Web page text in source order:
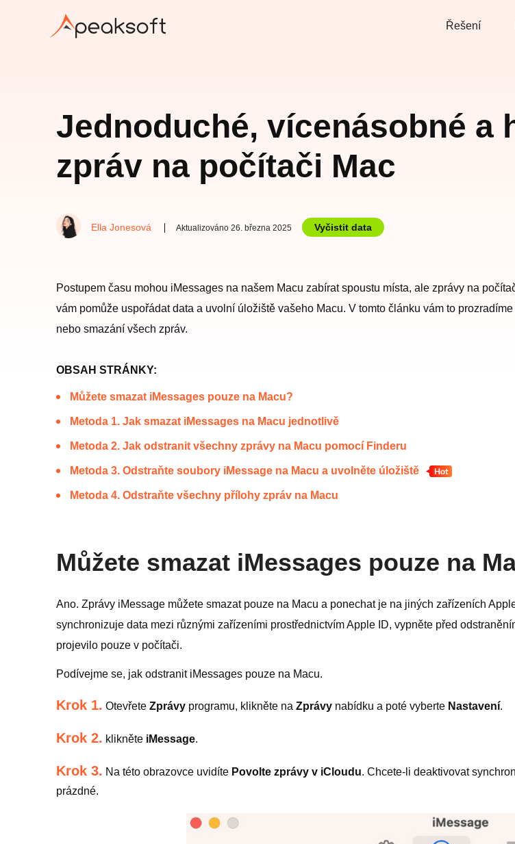
Řešení
Jednoduché, vícenásobné a
zpráv na počítači Mac
Ella Jonesová Aktualizováno 26. března 2025 Vyčistit data
Postupem času mohou iMessages na našem Macu zabírat spoustu místa, ale zprávy na
vám pomůže uspořádat data a uvolní úložiště vašeho Macu. V tomto článku vám to prozradíme
nebo smazání všech zpráv.
OBSAH STRÁNKY:
Můžete smazat iMessages pouze na Macu?
Metoda 1. Jak smazat iMessages na Macu jednotlivě
Metoda 2. Jak odstranit všechny zprávy na Macu pomocí Finderu
Metoda 3. Odstraňte soubory iMessage na Macu a uvolněte úložiště
Metoda 4. Odstraňte všechny přílohy zpráv na Macu
Můžete smazat iMessages pouze na
Ano. Zprávy iMessage můžete smazat pouze na Macu a ponechat je na jiných zařízeních
synchronizuje data mezi různými zařízeními prostřednictvím Apple ID, vypněte před
projevilo pouze v počítači.
Podívejme se, jak odstranit iMessages pouze na Macu.
Krok 1. Otevřete Zprávy programu, klikněte na Zprávy nabídku a poté vyberte Nastavení.
Krok 2. klikněte iMessage.
Krok 3. Na této obrazovce uvidíte Povolte zprávy v iCloudu. Chcete-li deaktivovat
prázdné.